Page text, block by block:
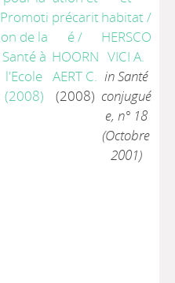
Promoti
on de la
Santé à
l'Ecole
(2008)
précarit
é/
HOORN
AERT C.
(2008)
habitat/
HERSCO
VICI A.
in Santé
conjugué
e, n° 18
(Octobre
2001)